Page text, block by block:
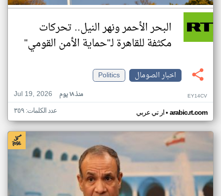
البحر الأحمر ونهر النيل.. تحركات
مكثفة للقاهرة لـ"حماية الأمن القومي"
اخبار الصومال
Politics
Jul 19, 2026
منذ ١٨ يوم EY14CV
ار تي عربي• arabic.rt.com عدد الكلمات: ٣٥٩